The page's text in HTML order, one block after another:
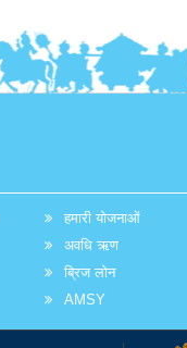
हमारी योजनाओं
अवधि ऋण
ब्रिज लोन
AMSY